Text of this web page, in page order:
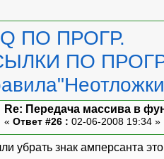
ПО ПРОГР.
ПО
Re: Передача массива в
« Ответ #26 : 02-06-2008 19:34 »
убрать знак амперсанта